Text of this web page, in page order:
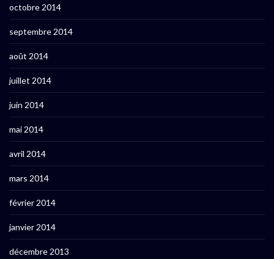
octobre 2014
septembre 2014
août 2014
juillet 2014
juin 2014
mai 2014
avril 2014
mars 2014
février 2014
janvier 2014
décembre 2013